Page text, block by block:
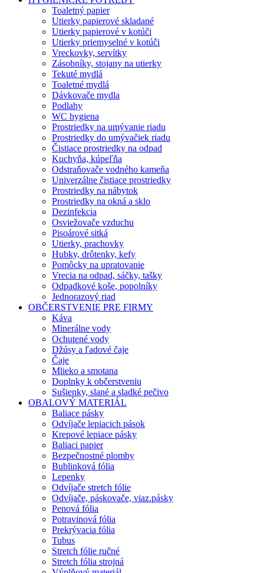
Toaletný papier
Utierky papierové skladané
Utierky papierové v kotúči
Utierky priemyselné v kotúči
Vreckovky, servítky
Zásobníky, stojany na utierky
Tekuté mydlá
Toaletné mydlá
Dávkovače mydla
Podlahy
WC hygiena
Prostriedky na umývanie riadu
Prostriedky do umývačiek riadu
Čistiace prostriedky na odpad
Kuchyňa, kúpeľňa
Odstraňovače vodného kameňa
Univerzálne čistiace prostriedky
Prostriedky na nábytok
Prostriedky na okná a sklo
Dezinfekcia
Osviežovače vzduchu
Pisoárové sitká
Utierky, prachovky
Hubky, drôtenky, kefy
Pomôcky na upratovanie
Vrecia na odpad, sáčky, tašky
Odpadkové koše, popolníky
Jednorazový riad
OBČERSTVENIE PRE FIRMY
Káva
Minerálne vody
Ochutené vody
Džúsy a ľadové čaje
Čaje
Mlieko a smotana
Doplnky k občerstveniu
Sušienky, slané a sladké pečivo
OBALOVÝ MATERIÁL
Baliace pásky
Odvíjače lepiacich pások
Krepové lepiace pásky
Baliaci papier
Bezpečnostné plomby
Bublinková fólia
Lepenky
Odvíjače stretch fólie
Odvíjače, páskovače, viaz.pásky
Penová fólia
Potravinová fólia
Prekrývacia fólia
Tubus
Stretch fólie ručné
Stretch fólia strojná